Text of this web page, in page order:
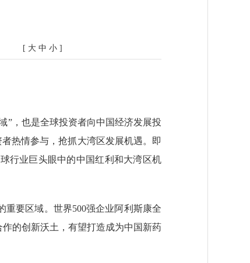
[ 大 中 小 ]
，也是全球投资者向中国经济发展投
热情参与，抢抓大湾区发展机遇。即
行业巨头眼中的中国红利和大湾区机
要区域。世界500强企业阿利斯康全
的创新沃土，有望打造成为中国新药